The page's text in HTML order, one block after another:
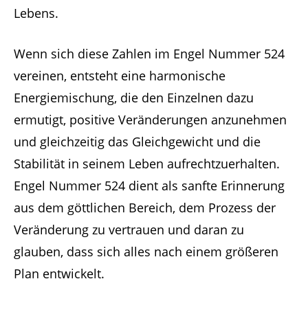
Lebens.
Wenn sich diese Zahlen im Engel Nummer 524
vereinen, entsteht eine harmonische
Energiemischung, die den Einzelnen dazu
ermutigt, positive Veränderungen anzunehmen
und gleichzeitig das Gleichgewicht und die
Stabilität in seinem Leben aufrechtzuerhalten.
Engel Nummer 524 dient als sanfte Erinnerung
aus dem göttlichen Bereich, dem Prozess der
Veränderung zu vertrauen und daran zu
glauben, dass sich alles nach einem größeren
Plan entwickelt.